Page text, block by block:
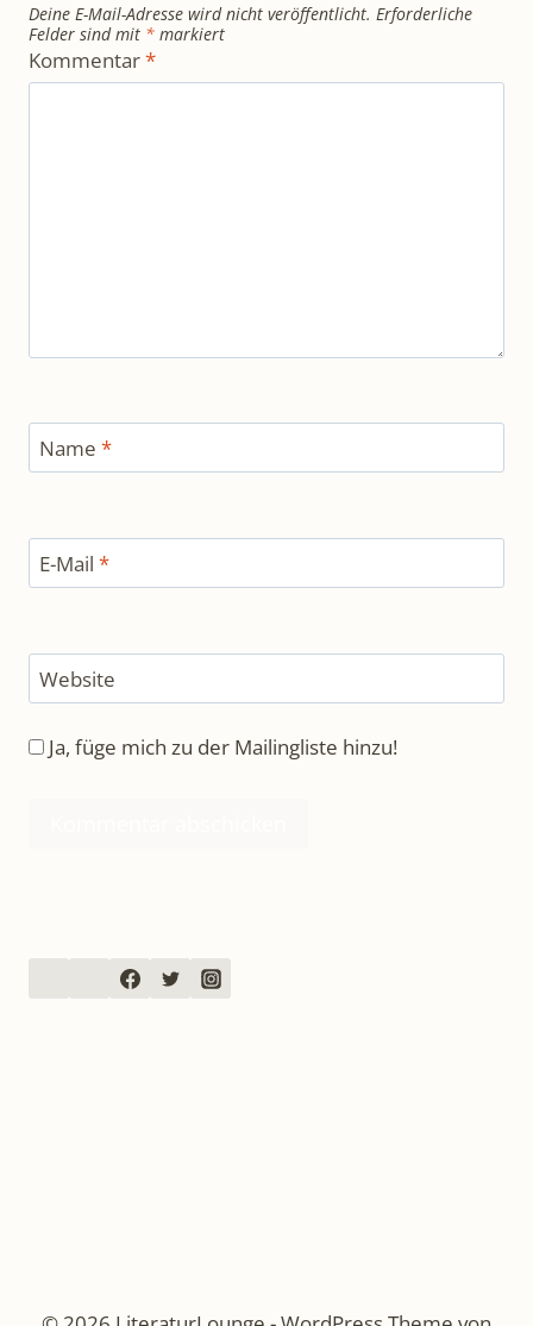
Deine E-Mail-Adresse wird nicht veröffentlicht. Erforderliche
Felder sind mit * markiert
Kommentar*
Name *
E-Mail *
Website
Ja, füge mich zu der Mailingliste hinzu!